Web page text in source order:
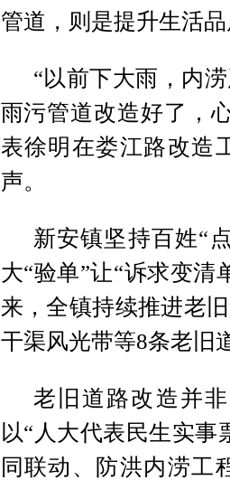
管道，则是提升生活
“以前下大雨，内
雨污管道改造好了，
表徐明在娄江路改造
声。
新安镇坚持百姓“
大“验单”让“诉求变
来，全镇持续推进老
干渠风光带等8条老旧
老旧道路改造并
以“人大代表民生实
同联动、防洪内涝工